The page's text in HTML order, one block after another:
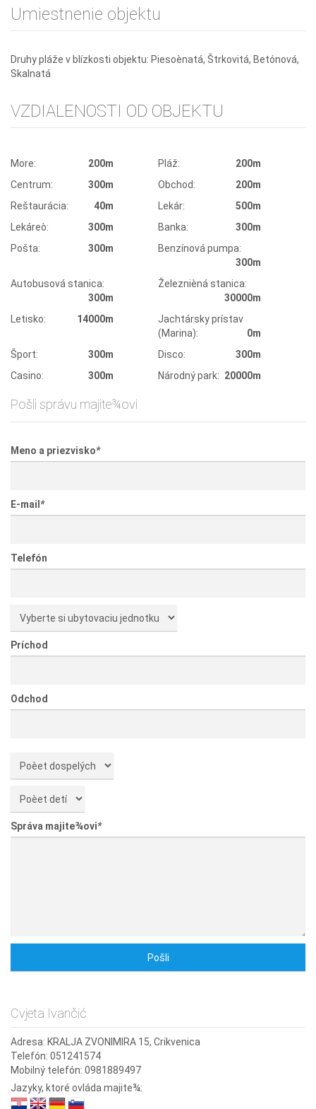
Umiestnenie objektu
Druhy pláže v blízkosti objektu: Piesoènatá, Štrkovitá, Betónová,
Skalnatá
VZDIALENOSTI OD OBJEKTU
More: 200m Pláž:
200m
Centrum:
300m Obchod:
200m
Reštaurácia:
40m Lekár:
500m
Lekáreò:
300m Banka:
300m
Pošta:
300m
Benzínová pumpa:
300m
Autobusová stanica:
300m
Železnièná stanica:
30000m
Letisko:
14000m
Jachtársky prístav
(Marina):
0m
Šport:
300m Disco:
300m
Casino:
300m Národný park: 20000m
Pošli správu majite¾ovi
Meno a priezvisko*
E-mail *
Telefón
Príchod
Odchod
Správa majite¾ovi*
Cvjeta Ivančić
Adresa: KRALJA ZVONIMIRA 15, Crikvenica
Telefón: 051241574
Mobilný telefón: 0981889497
Jazyky, ktoré ovláda majite¾: